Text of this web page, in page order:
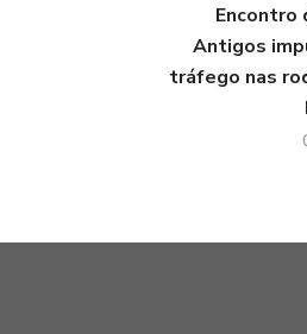
Encontro
Antigos
tráfego nas